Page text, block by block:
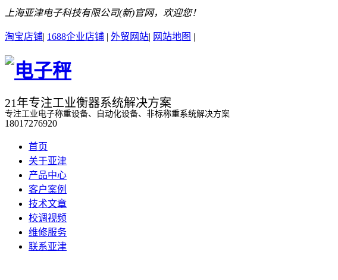
上海亚津电子科技有限公司(新)官网，欢迎您！
淘宝店铺| 1688企业店铺 | 外贸网站| 网站地图 |
21年专注工业衡器系统解决方案
专注工业电子称重设备、自动化设备、非标称重系统解决方案
18017276920
首页
关于亚津
产品中心
客户案例
技术文章
校调视频
维修服务
联系亚津